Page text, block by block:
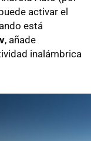
activar el
está
, añade
inalámbrica